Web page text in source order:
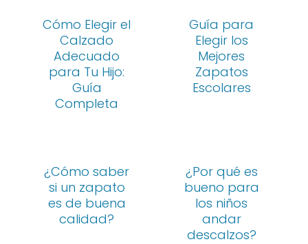
Cómo Elegir el
Calzado
Adecuado
para Tu Hijo:
Guía
Completa
Guía para
Elegir los
Mejores
Zapatos
Escolares
¿Cómo saber
si un zapato
es de buena
calidad?
¿Por qué es
bueno para
los niños
andar
descalzos?